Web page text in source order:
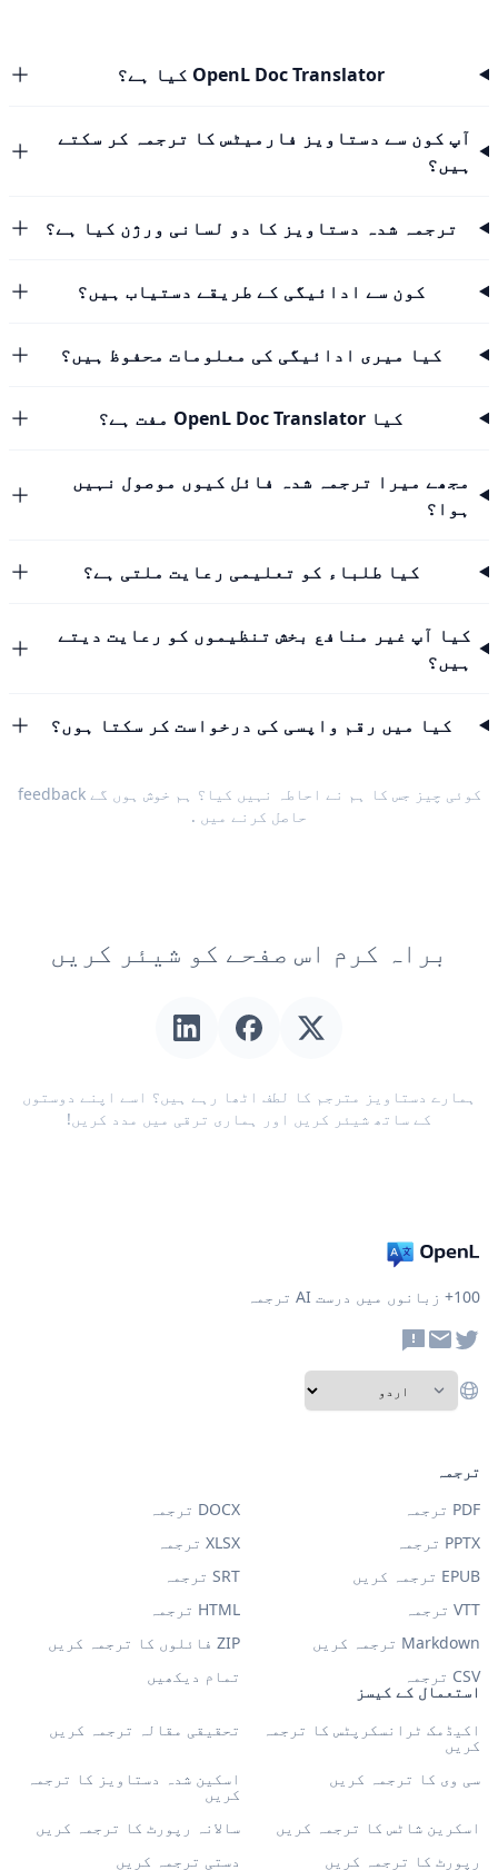
OpenL Doc Translator کیا ہے؟
آپ کون سے دستاویز فارمیٹس کا ترجمہ کر سکتے
ہیں؟
ترجمہ شدہ دستاویز کا دو لسانی ورژن کیا ہے؟
کون سے ادائیگی کے طریقے دستیاب ہیں؟
کیا میری ادائیگی کی معلومات محفوظ ہیں؟
کیا OpenL Doc Translator مفت ہے؟
مجھے میرا ترجمہ شدہ فائل کیوں موصول نہیں
ہوا؟
کیا طلباء کو تعلیمی رعایت ملتی ہے؟
کیا آپ غیر منافع بخش تنظیموں کو رعایت دیتے
ہیں؟
کیا میں رقم واپسی کی درخواست کر سکتا ہوں؟
کوئی چیز جس کا ہم نے احاطہ نہیں کیا؟ ہم خوش ہوں گےfeedback
حاصل کرنے میں .
براہ کرم اس صفحے کو شیئر کریں
ہمارے دستاویز مترجم کا لطف اٹھا رہے ہیں؟ اسے اپنے دوستوں
کے ساتھ شیئر کریں اور ہماری ترقی میں مدد کریں!
100+ زبانوں میں درست AI ترجمہ
استعمال کے کیسز
اکیڈمک ٹرانسکرپٹس کا ترجمہ
کریں
تحقیقی مقالہ ترجمہ کریں
سی وی کا ترجمہ کریں اسکین شدہ دستاویز کا ترجمہ
کریں
اسکرین شاٹس کا ترجمہ کریں
سالانہ رپورٹ کا ترجمہ کریں
رپورٹ کا ترجمہ کریں
دستی ترجمہ کریں
ترجمہ
PDF ترجمہ
DOCX ترجمہ
PPTX ترجمہ
XLSX ترجمہ
EPUB ترجمہ کریں
SRT ترجمہ
VTT ترجمہ
HTML ترجمہ
Markdown ترجمہ کریں
ZIP فائلوں کا ترجمہ کریں
CSV ترجمہ
تمام دیکھیں